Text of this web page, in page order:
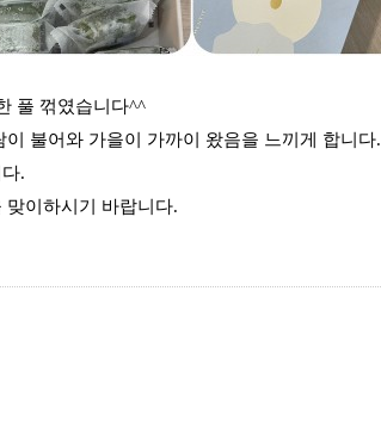
풀 꺾였습니다^^
불어와 가을이 가까이 왔음을 느끼게 합니다.
.
맞이하시기 바랍니다.